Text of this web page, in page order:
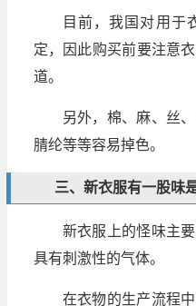
目前，我国对用于
定，因此购买前要注意
道。
另外，棉、麻、丝
腈纶等等容易掉色。
三、新衣服有一股味
新衣服上的怪味主
具有刺激性的气体。
在衣物的生产流程